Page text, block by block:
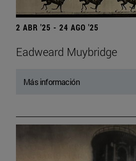
2 ABR '25 - 24 AGO '25
Eadweard Muybridge
Más información